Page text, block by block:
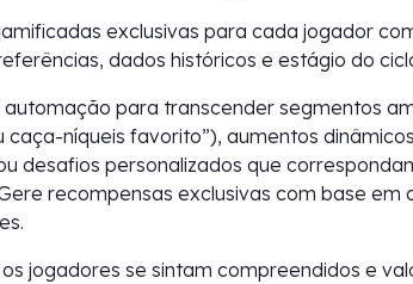
exclusivas para cada jogador
dados históricos e estágio do
para transcender segmentos
caça-níqueis favorito”), aumentos
desafios personalizados que
recompensas exclusivas com base em
jogadores se sintam compreendidos e